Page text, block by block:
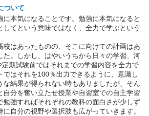
ついて
に本気になることです。勉強に本気になると
してという意味ではなく、全力で学ぶという
校はあったものの、そこに向けての計画はあ
た。しかし、はやいうちから日々の学習、河
期試験前ではそれまでの学習内容を全力で
ではそれを100％出力できるように、意識し
な結果が得られない時もありましたが、そん
自分を奮い立たせ授業や自習室での自主学習
勉強すればそれぞれの教科の面白さが少しず
自分の視野や選択肢も広がっていきます。